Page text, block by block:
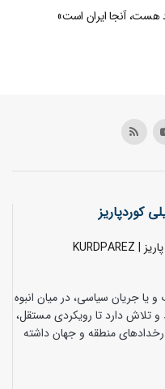
آنجا ایران است»
کوردپاریز
یا جریان سیاسی، در میان انبوه
دارد تا رویکردی مستقل،
رخدادهای منطقه و جهان داشته